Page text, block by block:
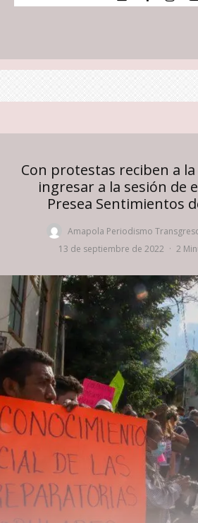
Con protestas reciben a
ingresar a la sesión de
Presea Sentimientos
Amapola Periodismo
13 de septiembre de 2022 · 2